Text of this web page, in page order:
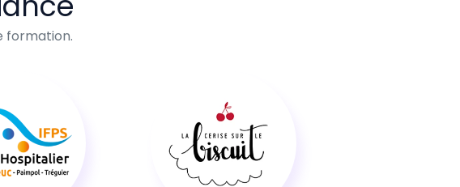
formation.